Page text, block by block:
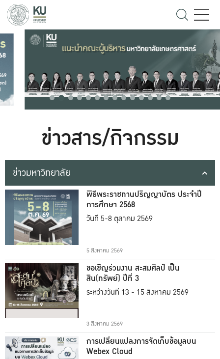
ข่าวสาร/กิจกรรม
ข่าวมหาวิทยาลัย
พิธีพระราชทานปริญญาบัตร ประจำปี
การศึกษา 2568
วันที่ 5-8 ตุลาคม 2569
5 สิงหาคม 2569
ขอเชิญร่วมงาน สะสมศิลป์ เป็น
สิน(ทรัพย์) ปีที่ 3
ระหว่างวันที่ 13 - 15 สิงหาคม 2569
3 สิงหาคม 2569
การเปลี่ยนแปลงการจัดเก็บข้อมูลบน
Webex Cloud